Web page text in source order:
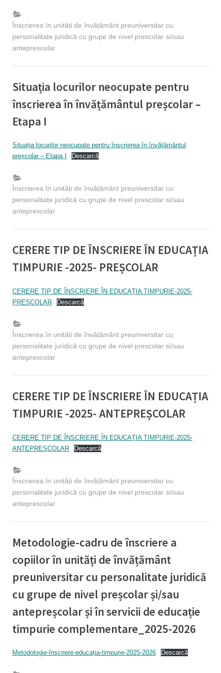
Înscrierea în unități de învățământ preuniversitar cu
personalitate juridică cu grupe de nivel prescolar si/sau
anteprescolar
Situația locurilor neocupate pentru
înscrierea în învățământul preșcolar –
Etapa I
Posted
on
26/05/2025
By
Educatie timpurie Inspector
Situația locurilor neocupate pentru înscrierea în învățământul
preșcolar – Etapa I
Descarcă
Înscrierea în unități de învățământ preuniversitar cu
personalitate juridică cu grupe de nivel prescolar si/sau
anteprescolar
CERERE TIP DE ÎNSCRIERE ÎN EDUCAȚIA
TIMPURIE -2025- PREȘCOLAR
on
08/04/2025
Educatie timpurie Inspector
CERERE TIP DE ÎNSCRIERE ÎN EDUCAȚIA TIMPURIE-2025-
PREȘCOLAR
Descarcă
Înscrierea în unități de învățământ preuniversitar cu
personalitate juridică cu grupe de nivel prescolar si/sau
anteprescolar
CERERE TIP DE ÎNSCRIERE ÎN EDUCAȚIA
TIMPURIE -2025- ANTEPREȘCOLAR
on
08/04/2025
Educatie timpurie Inspector
CERERE TIP DE ÎNSCRIERE ÎN EDUCAȚIA TIMPURIE-2025-
ANTEPREȘCOLAR
Descarcă
Înscrierea în unități de învățământ preuniversitar cu
personalitate juridică cu grupe de nivel prescolar si/sau
anteprescolar
Metodologie-cadru de înscriere a
copiilor în unități de învățământ
preuniversitar cu personalitate juridică
cu grupe de nivel preșcolar și/sau
antepreșcolar și în servicii de educație
timpurie complementare_2025-2026
Posted
12/03/2025
By
Educatie timpurie Inspector
Metodologie-înscriere-educația-timpurie-2025-2026 Descarcă